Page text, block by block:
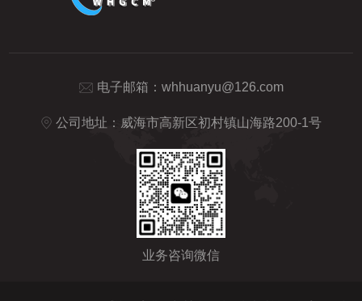
电子邮箱： whhuanyu@126.com
公司地址：威海市高新区初村镇山海路200-1号
业务咨询微信